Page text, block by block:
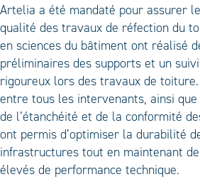
Artelia a été mandaté pour assurer
qualité des travaux de réfection du
en sciences du bâtiment ont réalisé
préliminaires des supports et un
rigoureux lors des travaux de
entre tous les intervenants, ainsi
de l’étanchéité et de la conformité
ont permis d’optimiser la durabilité
infrastructures tout en maintenant
élevés de performance technique.